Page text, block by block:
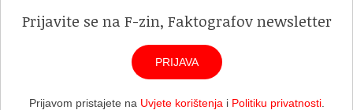
Prijavite se na F-zin, Faktografov newsletter
PRIJAVA
Prijavom pristajete na Uvjete korištenja i Politiku privatnosti.